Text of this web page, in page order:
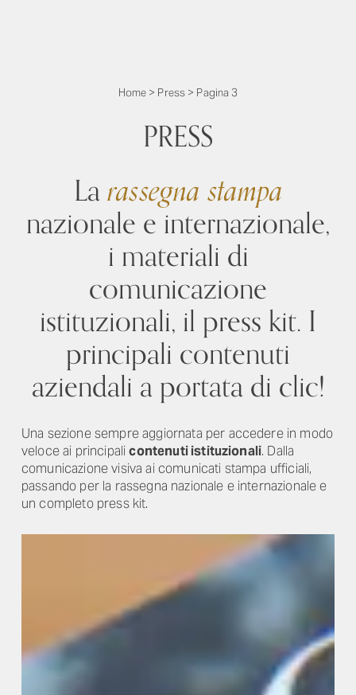
Home > Press > Pagina 3
PRESS
Larassegna stampa
nazionale e internazionale,
i materiali di
comunicazione
istituzionali, il press kit. I
principali contenuti
aziendali a portata di clic!
Una sezione sempre aggiornata per accedere in modo
veloce ai principalicontenuti istituzionali. Dalla
comunicazione visiva ai comunicati stampa ufficiali,
passando per la rassegna nazionale e internazionale e
un completo press kit.